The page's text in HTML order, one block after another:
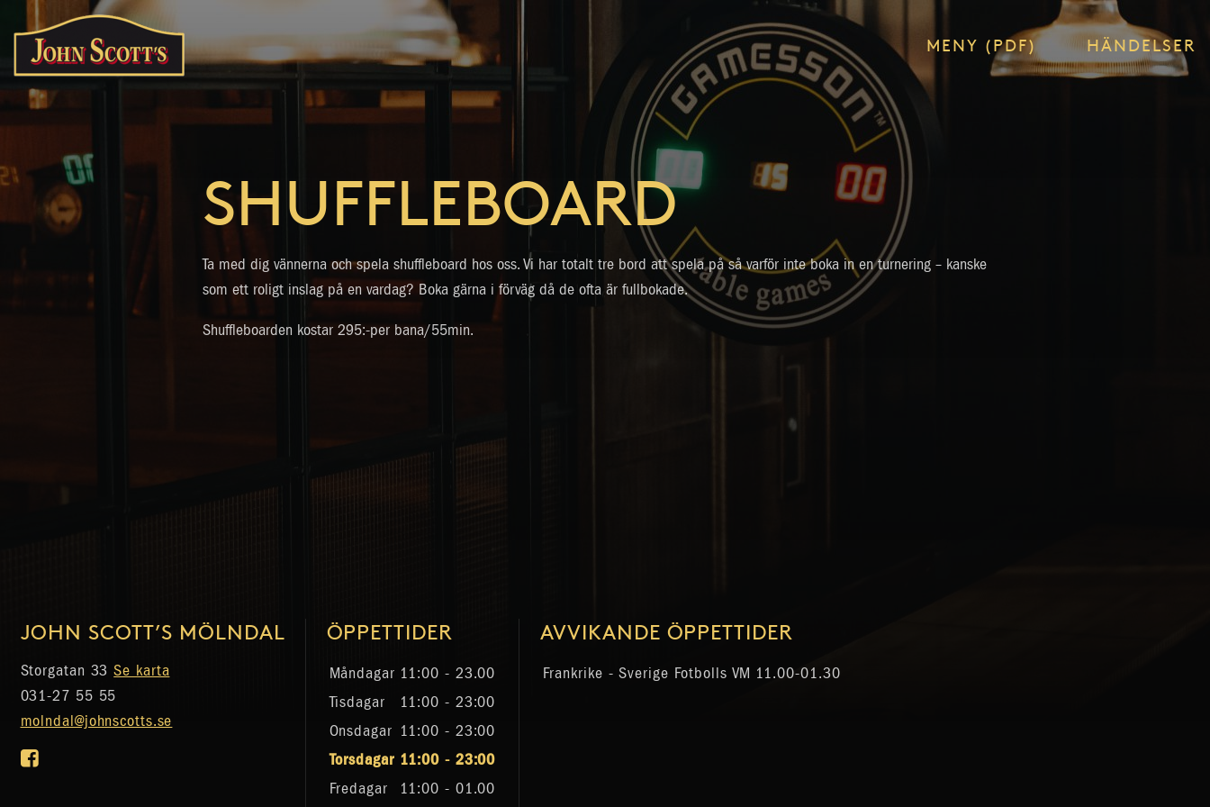
MENY (PDF) HÄNDELSER
SHUFFLEBOARD
Ta med dig vännerna och spela shuffleboard hos oss. Vi har totalt tre bord att spela på så varför inte boka in en turnering – kanske
som ett roligt inslag på en vardag? Boka gärna i förväg då de ofta är fullbokade.
Shuffleboarden kostar 295:-per bana/55min.
JOHN SCOTT’S MÖLNDAL
Storgatan 33Se karta
031-27 55 55
molndal@johnscotts.se
ÖPPETTIDER
Måndagar 11:00 - 23.00
Tisdagar
11:00 - 23:00
Onsdagar 11:00 - 23:00
Torsdagar 11:00 - 23:00
Fredagar
11:00 - 01.00
AVVIKANDE ÖPPETTIDER
Frankrike - Sverige Fotbolls VM 11.00-01.30